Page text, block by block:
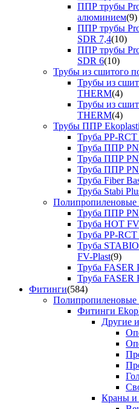
ППР трубы
алюминием(9)
ППР трубы
SDR 7,4(10)
ППР трубы
SDR 6(10)
Трубы из сшитого
Трубы из
THERM(4)
Трубы из
THERM(4)
Трубы ППР
Труба PP-
Труба ППР
Труба ППР
Труба ППР
Труба Fiber
Труба Stabi
Полипропиленовые
Труба ППР
Труба HOT
Труба PP-
Труба
FV-Plast(9)
Труба FASER
Труба FASER
Фитинги(584)
Полипропиленовые
Фитинги
Другие
Краны и